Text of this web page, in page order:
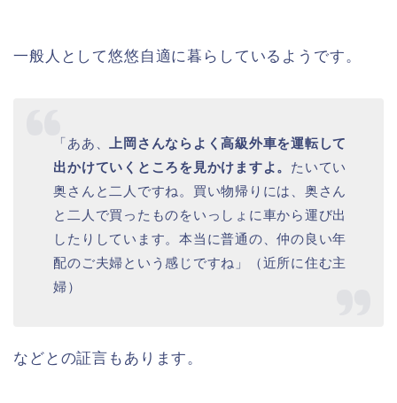
一般人として悠悠自適に暮らしているようです。
「ああ、
上岡さんならよく高級外車を運転して
出かけていくところを見かけますよ。 たいてい
奥さんと二人ですね。買い物帰りには、奥さん
と二人で買ったものをいっしょに車から運び出
したりしています。本当に普通の、仲の良い年
配のご夫婦という感じですね」（近所に住む主
婦）
などとの証言もあります。